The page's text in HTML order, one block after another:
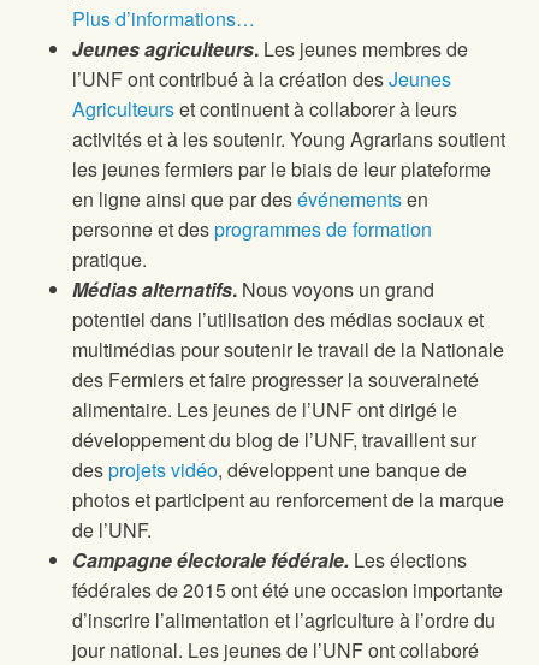
Plus d’informations…
Jeunes agriculteurs. Les jeunes membres de
l’UNF ont contribué à la création desJeunes
Agriculteurset continuent à collaborer à leurs
activités et à les soutenir. Young Agrarians soutient
les jeunes fermiers par le biais de leur plateforme
en ligne ainsi que par desévénementsen
personne et desprogrammes de formation
pratique.
Médias alternatifs. Nous voyons un grand
potentiel dans l’utilisation des médias sociaux et
multimédias pour soutenir le travail de la Nationale
des Fermiers et faire progresser la souveraineté
alimentaire. Les jeunes de l’UNF ont dirigé le
développement du blog de l’UNF, travaillent sur
desprojets vidéo, développent une banque de
photos et participent au renforcement de la marque
de l’UNF.
Campagne électorale fédérale. Les élections
fédérales de 2015 ont été une occasion importante
d’inscrire l’alimentation et l’agriculture à l’ordre du
jour national. Les jeunes de l’UNF ont collaboré